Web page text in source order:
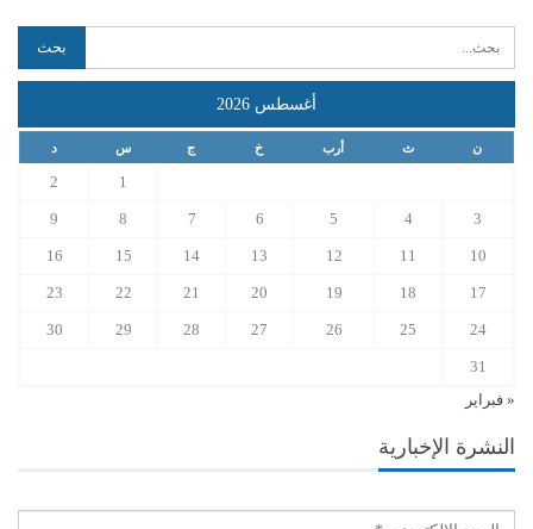
أغسطس 2026
ن ث أرب خ ج س د
1
2
3
4
5
6
7
8
9
10
11
12
13
14
15
16
17
18
19
20
21
22
23
24
25
26
27
28
29
30
31
« فبراير
النشرة الإخبارية